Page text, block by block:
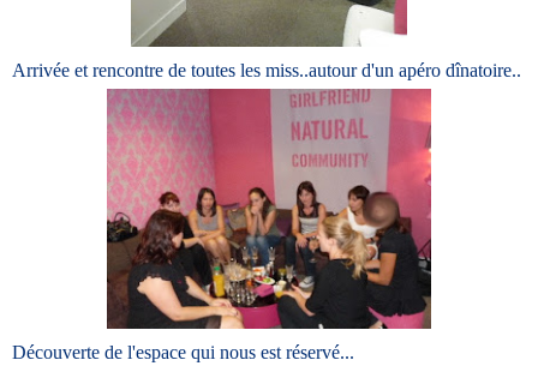
Arrivée et rencontre de toutes les miss..autour d'un apéro dînatoire..
Découverte de l'espace qui nous est réservé...